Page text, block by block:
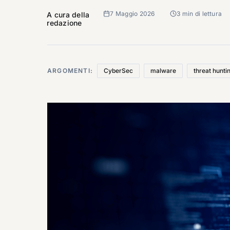
A cura della
redazione
7 Maggio 2026 3 min di lettura
ARGOMENTI: CyberSec malware threat